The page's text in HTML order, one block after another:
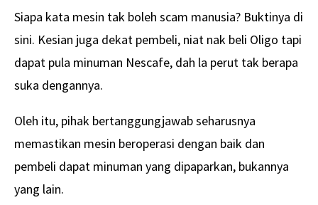
Siapa kata mesin tak boleh scam manusia? Buktinya di
sini. Kesian juga dekat pembeli, niat nak beli Oligo tapi
dapat pula minuman Nescafe, dah la perut tak berapa
suka dengannya.
Oleh itu, pihak bertanggungjawab seharusnya
memastikan mesin beroperasi dengan baik dan
pembeli dapat minuman yang dipaparkan, bukannya
yang lain.